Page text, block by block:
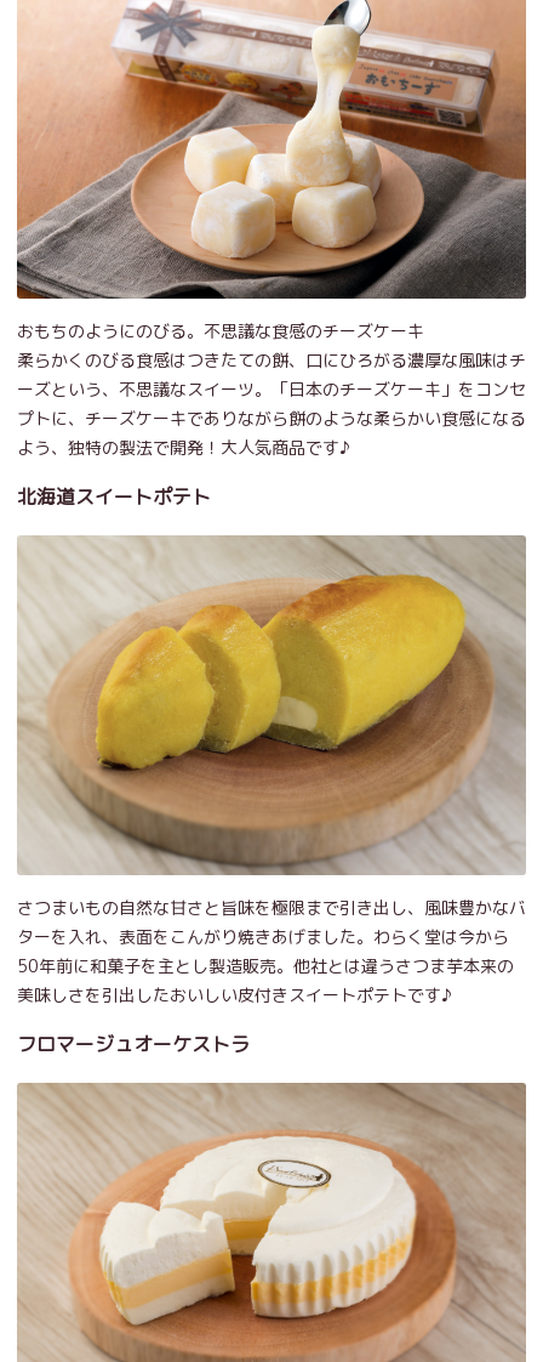
おもちのようにのびる。不思議な食感のチーズケーキ
柔らかくのびる食感はつきたての餅、口にひろがる濃厚な風味はチ
ーズという、不思議なスイーツ。「日本のチーズケーキ」をコンセ
プトに、チーズケーキでありながら餅のような柔らかい食感になる
よう、独特の製法で開発！大人気商品です♪
北海道スイートポテト
さつまいもの自然な甘さと旨味を極限まで引き出し、風味豊かなバ
ターを入れ、表面をこんがり焼きあげました。わらく堂は今から
50年前に和菓子を主とし製造販売。他社とは違うさつま芋本来の
美味しさを引出したおいしい皮付きスイートポテトです♪
フロマージュオーケストラ